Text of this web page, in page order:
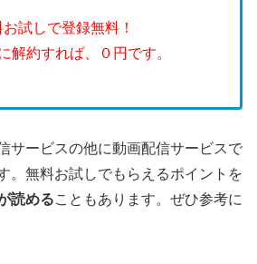
試しで登録無料！
解約すれば、０円です。
サービスの他に動画配信サービスで
。無料お試しでもらえるポイントを
読めることもあります。ぜひ参考に